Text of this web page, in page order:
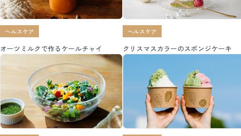
ヘルスケア
オーツミルクで作るケールチャイ
ヘルスケア
クリスマスカラーのスポンジケーキ